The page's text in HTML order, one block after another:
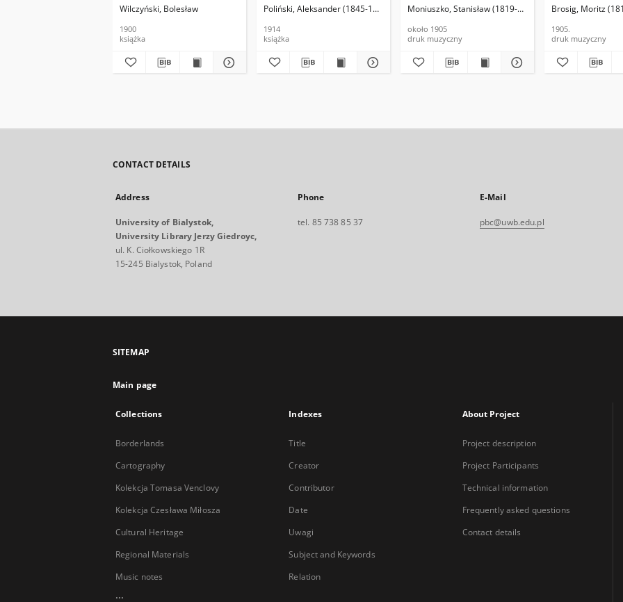
Wilczyński, Bolesław
1900
książka
Poliński, Aleksander (1845-1916)
1914
książka
Moniuszko, Stanisław (1819-1872), Kompozytor
około 1905
druk muzyczny
Brosig, Moritz
1905.
druk muzyczny
CONTACT DETAILS
Address
University of Bialystok,
University Library Jerzy Giedroyc,
ul. K. Ciołkowskiego 1R
15-245 Bialystok, Poland
Phone
tel. 85 738 85 37
E-Mail
pbc@uwb.edu.pl
SITEMAP
Main page
Collections
Borderlands
Cartography
Kolekcja Tomasa Venclovy
Kolekcja Czesława Miłosza
Cultural Heritage
Regional Materials
Music notes
...
Indexes
Title
Creator
Contributor
Date
Uwagi
Subject and Keywords
Relation
About Project
Project description
Project Participants
Technical information
Frequently asked questions
Contact details